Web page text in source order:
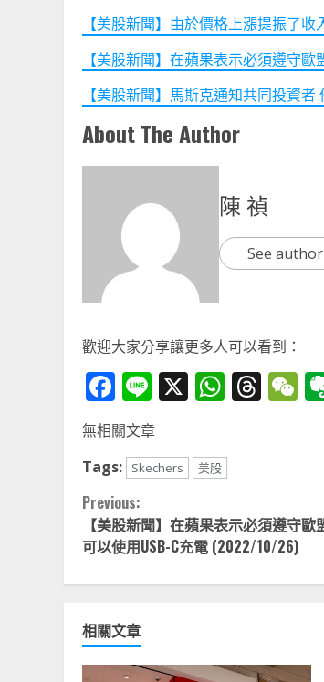
【美股新聞】由於價格上漲提振了
【美股新聞】在蘋果表示必須遵守
【美股新聞】馬斯克通知共同投資
About The Author
陳 禎
See
歡迎大家分享讓更多人可以看到：
Facebook
Line
X
無相關文章
Tags:
Skechers 美股
Continue
Reading
Previous:
【美股新聞】在蘋果表示必須遵守歐
可以使用USB-C充電 (2022/10/26)
相關文章